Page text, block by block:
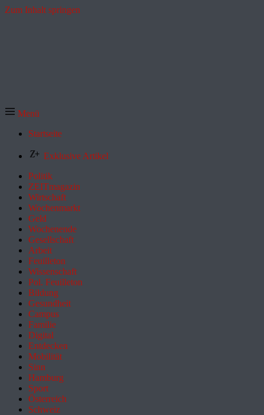
Zum Inhalt springen
Menü
Startseite
Exklusive Artikel
Politik
ZEITmagazin
Wirtschaft
Wochenmarkt
Geld
Wochenende
Gesellschaft
Arbeit
Feuilleton
Wissenschaft
Pol. Feuilleton
Bildung
Gesundheit
Campus
Familie
Digital
Entdecken
Mobilität
Sinn
Hamburg
Sport
Österreich
Schweiz